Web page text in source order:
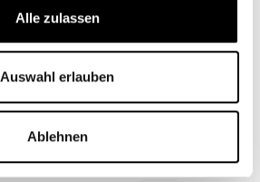
Alle zulassen
Auswahl erlauben
Ablehnen